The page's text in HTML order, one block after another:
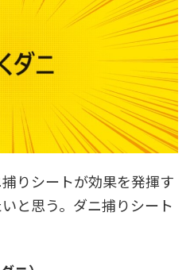
りシートが効果を発揮す
と思う。ダニ捕りシート